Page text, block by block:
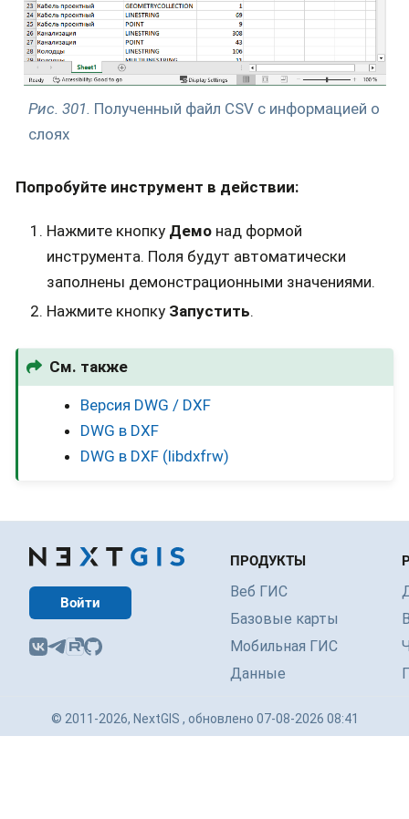
Рис. 301. Полученный файл CSV с информацией о
слоях
Попробуйте инструмент в действии:
Нажмите кнопку Демо над формой
инструмента. Поля будут автоматически
заполнены демонстрационными значениями.
Нажмите кнопку Запустить.
См. также
Версия DWG / DXF
DWG в DXF
DWG в DXF (libdxfrw)
Войти
ПРОДУКТЫ
Веб ГИС
Базовые карты
Мобильная ГИС
Данные
© 2011-2026, NextGIS , обновлено 07-08-2026 08:41